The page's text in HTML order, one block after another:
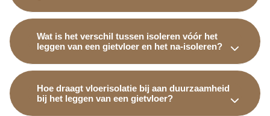
Wat is het verschil tussen isoleren vóór het
leggen van een gietvloer en het na-isoleren?
Hoe draagt vloerisolatie bij aan duurzaamheid
bij het leggen van een gietvloer?